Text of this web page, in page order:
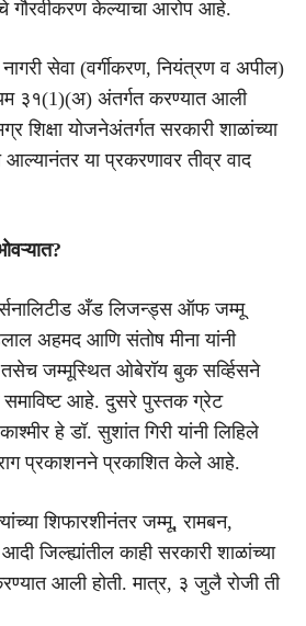
गौरवीकरण केल्याचा आरोप आहे.
नागरी सेवा (वर्गीकरण, नियंत्रण व अपील)
३१(1)(अ) अंतर्गत करण्यात आली
योजनेअंतर्गत सरकारी शाळांच्या
आल्यानंतर या प्रकरणावर तीव्र वाद
अँड लिजन्ड्स ऑफ जम्मू
अहमद आणि संतोष मीना यांनी
जम्मूस्थित ओबेरॉय बुक सर्व्हिसने
आहे. दुसरे पुस्तक ग्रेट
हे डॉ. सुशांत गिरी यांनी लिहिले
प्रकाशनने प्रकाशित केले आहे.
शिफारशीनंतर जम्मू, रामबन,
जिल्ह्यांतील काही सरकारी शाळांच्या
आली होती. मात्र, ३ जुलै रोजी ती